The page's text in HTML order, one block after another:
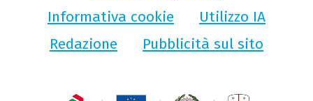
Informativa cookie
Utilizzo IA
Redazione
Pubblicità sul sito